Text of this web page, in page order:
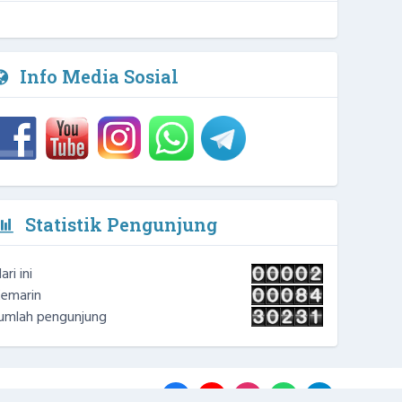
Info Media Sosial
Statistik Pengunjung
ini
pengunjung